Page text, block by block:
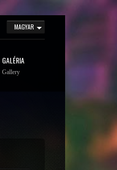
MAGYAR
GALÉRIA
Gallery